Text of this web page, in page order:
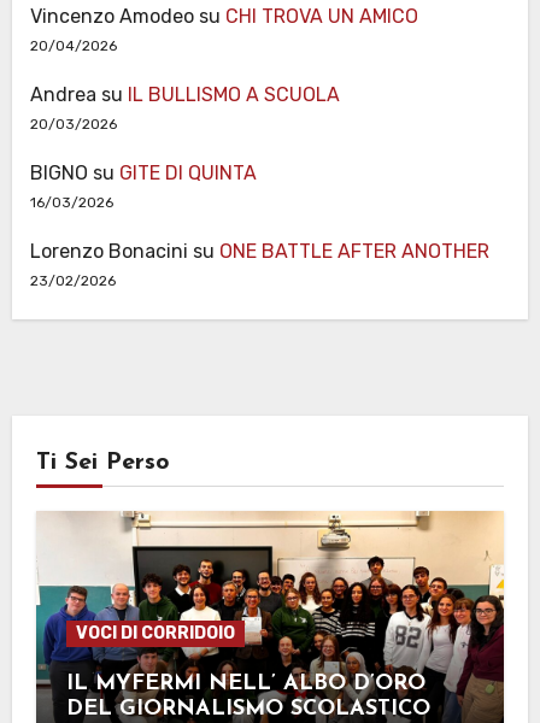
Vincenzo Amodeosu CHI TROVA UN AMICO
20/04/2026
Andrea su IL BULLISMO A SCUOLA
20/03/2026
BIGNO su GITE DI QUINTA
16/03/2026
Lorenzo Bonacini su ONE BATTLE AFTER ANOTHER
23/02/2026
Ti Sei Perso
VOCI DI CORRIDOIO
IL MYFERMI NELL’ ALBO D’ORO
DEL GIORNALISMO SCOLASTICO